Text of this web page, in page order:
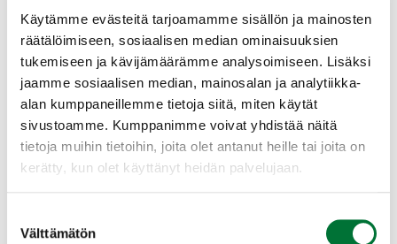
Käytämme evästeitä tarjoamamme sisällön ja mainosten
räätälöimiseen, sosiaalisen median ominaisuuksien
tukemiseen ja kävijämäärämme analysoimiseen. Lisäksi
jaamme sosiaalisen median, mainosalan ja analytiikka-
alan kumppaneillemme tietoja siitä, miten käytät
sivustoamme. Kumppanimme voivat yhdistää näitä
tietoja muihin tietoihin, joita olet antanut heille tai joita on
kerätty, kun olet käyttänyt heidän palvelujaan.
valinta
Välttämätön
järjestäminen puhuttaa
Yleistä
Uutinen 17.9.2025
Supikoirakanta saatu roimaan laskuun
arvokkailla lintuvesillä
Pienpedot Riistan- ja luonnonhoito
Yleistä
Supikoira
Uutinen